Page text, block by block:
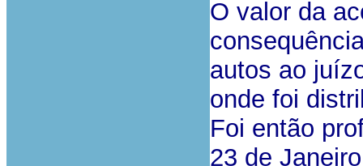
O valor da
autos ao
onde foi
Foi então
23 de